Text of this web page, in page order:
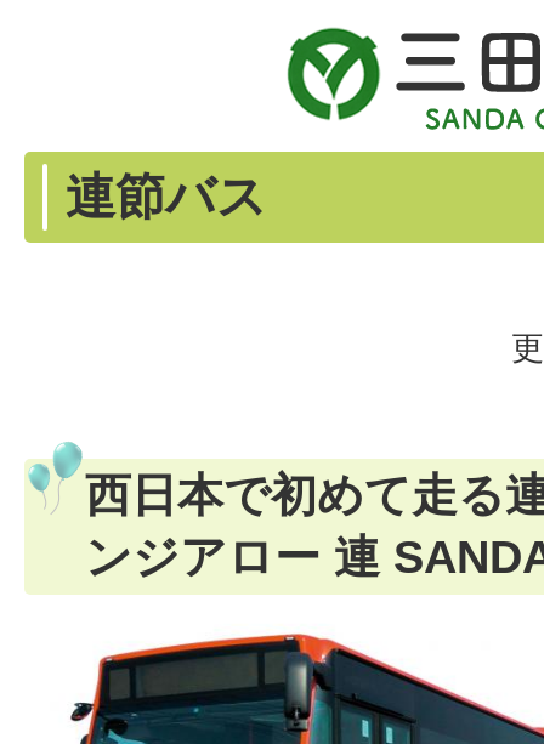
連節バス
西日本で初めて走る
ンジアロー 連